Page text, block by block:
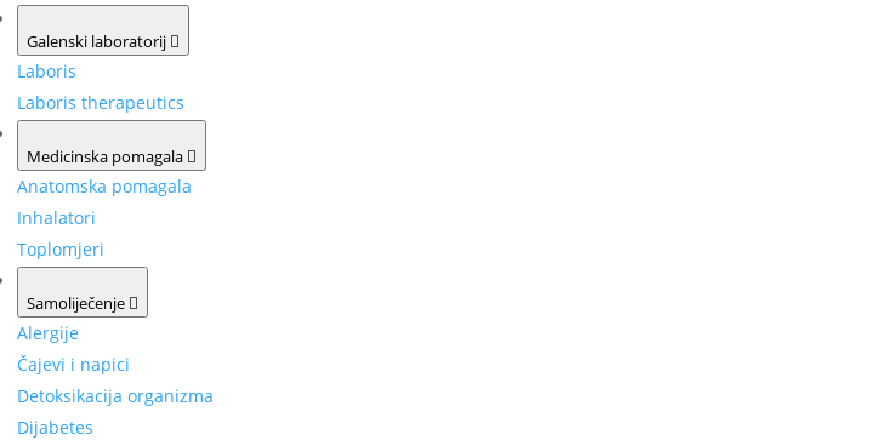
Galenski laboratorij
Laboris
Laboris therapeutics
Medicinska pomagala
Anatomska pomagala
Inhalatori
Toplomjeri
Samoliječenje
Alergije
Čajevi i napici
Detoksikacija organizma
Dijabetes